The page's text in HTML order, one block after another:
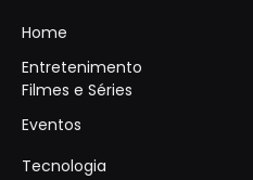
Home
Entretenimento
Filmes e Séries
Eventos
Tecnologia